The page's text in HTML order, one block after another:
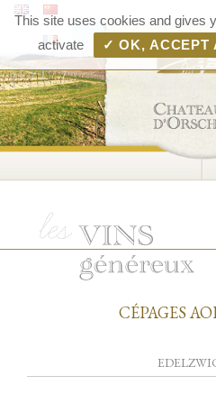
CÉPAGES
This site uses cookies and gives
activate
✓ OK, ACCEPT